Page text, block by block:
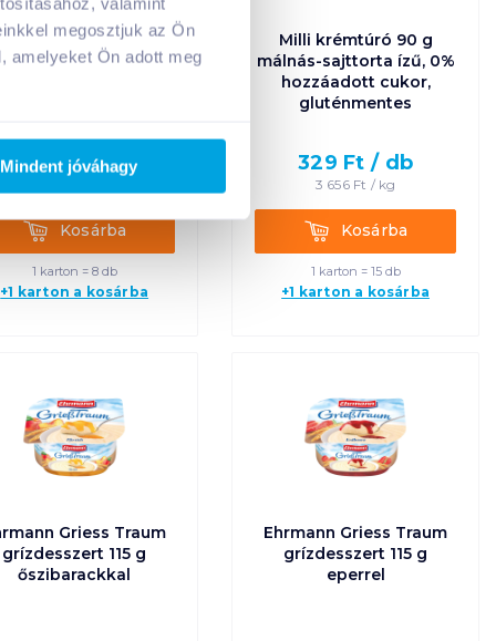
megosztjuk az Ön
amelyeket Ön adott meg
Mindent jóváhagy
Adj hozzá termékeket!
Grand Dessert
190 g pisztácia
369Ft /db
KosárbaKosárba
1 karton = 8 db
+1 karton a kosárba
Milli krémtúró 90 g
málnás-sajttorta ízű, 0%
hozzáadott cukor,
gluténmentes
329 Ft / db
3 656Ft / kg
KosárbaKosárba
1 karton = 15 db
+1 karton a kosárba
Griess Traum
grízdesszert 115 g
őszibarackkal
Ehrmann Griess Traum
grízdesszert 115 g
eperrel